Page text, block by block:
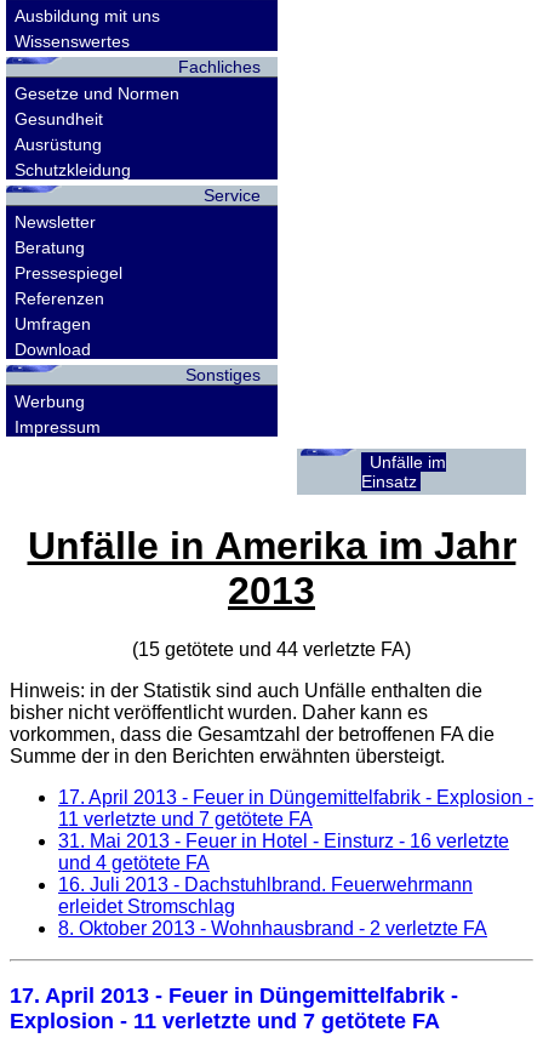
Ausbildung mit uns
Wissenswertes
Fachliches
Gesetze und Normen
Gesundheit
Ausrüstung
Schutzkleidung
Service
Newsletter
Beratung
Pressespiegel
Referenzen
Umfragen
Download
Sonstiges
Werbung
Impressum
Unfälle im
Einsatz
Unfälle in Amerika im Jahr
2013
(15 getötete und 44 verletzte FA)
Hinweis: in der Statistik sind auch Unfälle enthalten die
bisher nicht veröffentlicht wurden. Daher kann es
vorkommen, dass die Gesamtzahl der betroffenen FAdie
Summe der in den Berichten erwähnten übersteigt.
17. April 2013 - Feuer in Düngemittelfabrik - Explosion -
11 verletzte und 7 getötete FA
31. Mai 2013 - Feuer in Hotel - Einsturz - 16 verletzte
und 4 getötete FA
16. Juli 2013 - Dachstuhlbrand. Feuerwehrmann
erleidet Stromschlag
8. Oktober 2013 - Wohnhausbrand - 2 verletzte FA
17. April 2013 - Feuer in Düngemittelfabrik -
Explosion - 11 verletzte und 7 getötete FA